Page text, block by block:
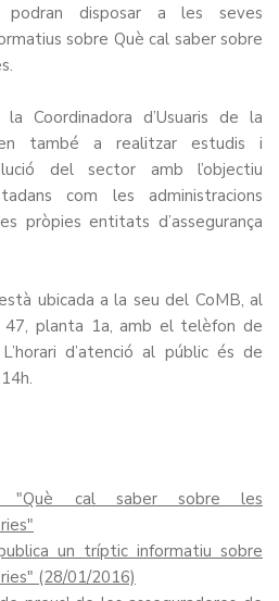
podran disposar a les seves
sobre Què cal saber sobre
Coordinadora d’Usuaris de la
també a realitzar estudis i
del sector amb l’objectiu
com les administracions
pròpies entitats d’assegurança
ubicada a la seu del CoMB, al
47, planta 1a, amb el telèfon de
d’atenció al públic és de
"Què cal saber sobre les
un tríptic informatiu sobre
(28/01/2016)